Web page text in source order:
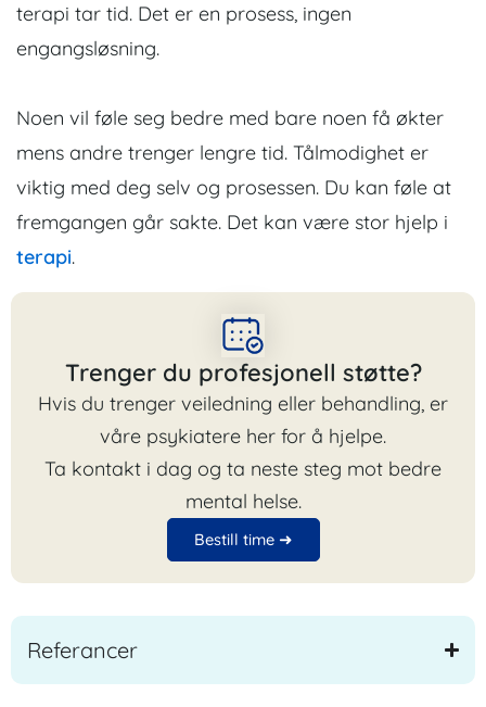
terapi tar tid. Det er en prosess, ingen
engangsløsning.
Noen vil føle seg bedre med bare noen få økter
mens andre trenger lengre tid. Tålmodighet er
viktig med deg selv og prosessen. Du kan føle at
fremgangen går sakte. Det kan være stor hjelp i
terapi.
Trenger du profesjonell støtte?
Hvis du trenger veiledning eller behandling, er
våre psykiatere her for å hjelpe.
Ta kontakt i dag og ta neste steg mot bedre
mental helse.
Bestill time ➜
Referancer